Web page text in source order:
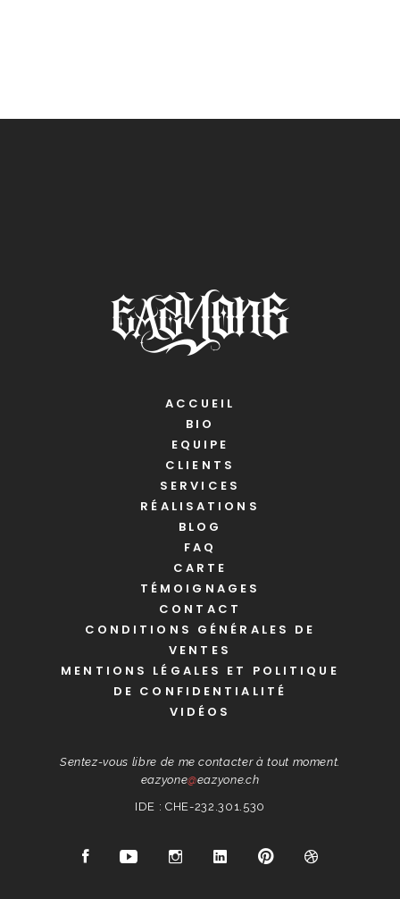
ACCUEIL
BIO
EQUIPE
CLIENTS
SERVICES
RÉALISATIONS
BLOG
FAQ
CARTE
TÉMOIGNAGES
CONTACT
CONDITIONS GÉNÉRALES DE
VENTES
MENTIONS LÉGALES ET POLITIQUE
DE CONFIDENTIALITÉ
VIDÉOS
Sentez-vous libre de me contacter à tout moment.
eazyone@eazyone.ch
IDE : CHE-232.301.530